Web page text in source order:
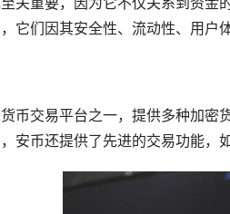
它们因其安全性、流动性、用户
币交易平台之一，提供多种加密
安币还提供了先进的交易功能，